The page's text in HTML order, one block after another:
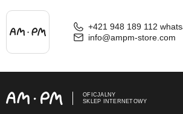
+421 948 189 112
info@ampm-store.com
OFICJALNY
SKLEP INTERNETOWY